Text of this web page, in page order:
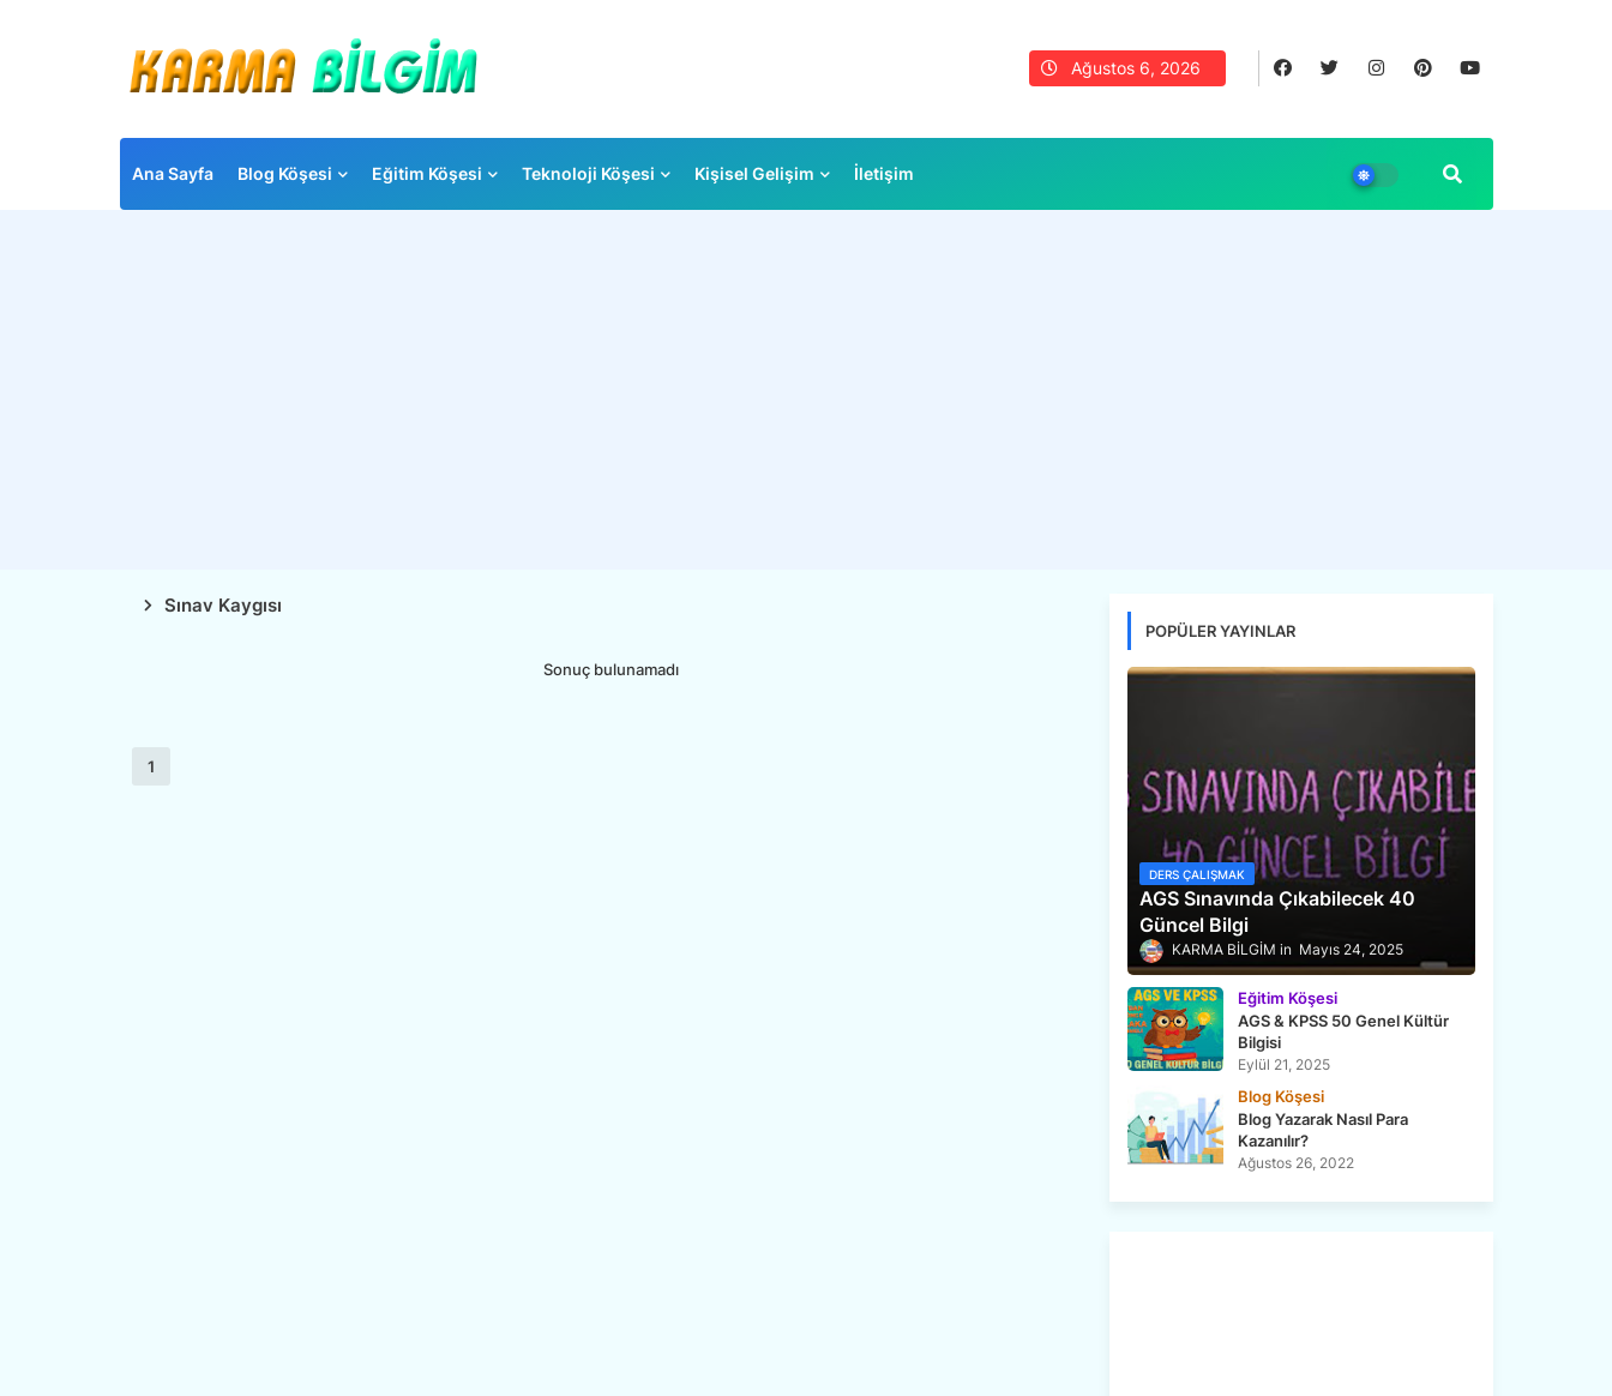
Ağustos 6, 2026
Ana Sayfa Blog Köşesi Eğitim Köşesi Teknoloji Köşesi Kişisel Gelişim İletişim
Sınav Kaygısı
Sonuç bulunamadı
1
POPÜLER YAYINLAR
DERS ÇALIŞMAK
AGS Sınavında Çıkabilecek 40
Güncel Bilgi
KARMA BİLGİM Mayıs 24, 2025
Eğitim Köşesi
AGS & KPSS 50 Genel Kültür
Bilgisi
Eylül 21, 2025
Blog Köşesi
Blog Yazarak Nasıl Para
Kazanılır?
Ağustos 26, 2022